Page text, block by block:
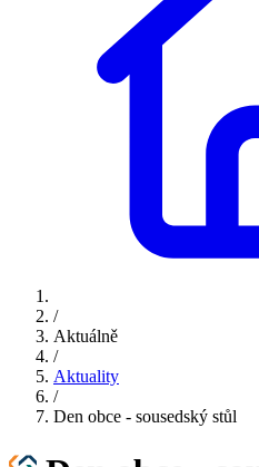
/
Aktuálně
/
Aktuality
/
Den obce - sousedský stůl